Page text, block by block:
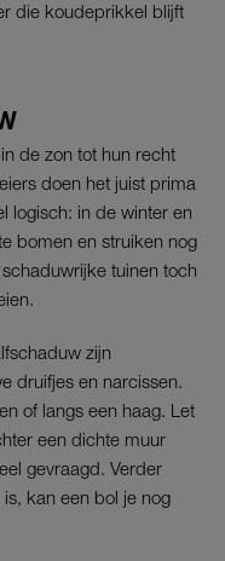
die koudeprikkel blijft
de zon tot hun recht
doen het juist prima
logisch: in de winter en
bomen en struiken nog
tuinen toch
zijn
druifjes en narcissen.
of langs een haag. Let
een dichte muur
gevraagd. Verder
kan een bol je nog